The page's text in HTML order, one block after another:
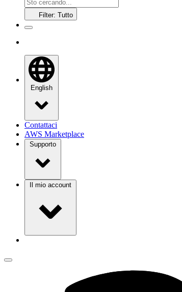
Filter: Tutto
English
Contattaci
AWS Marketplace
Supporto
Il mio account